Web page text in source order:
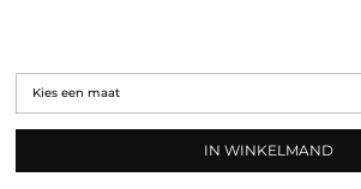
IN WINKELMAND